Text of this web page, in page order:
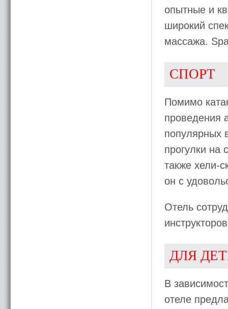
опытные и
широкий
массажа.
СПОРТ
Помимо
проведения
популярных
прогулки на
также хели-
он с
Отель
ДЛЯ
В
отеле